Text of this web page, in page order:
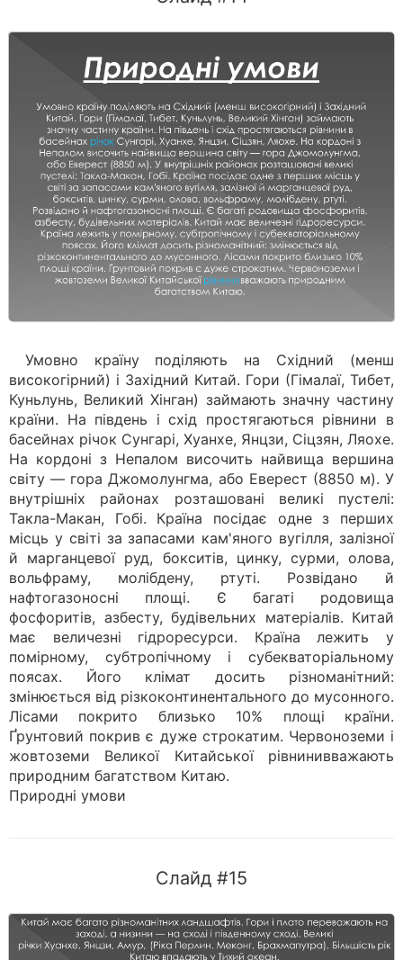
Умовно країну поділяють на Східний (менш
високогірний) і Західний Китай. Гори (Гімалаї, Тибет,
Куньлунь, Великий Хінган) займають значну частину
країни. На південь і схід простягаються рівнини в
басейнах річок Сунгарі, Хуанхе, Янцзи, Сіцзян, Ляохе.
На кордоні з Непалом височить найвища вершина
світу — гора Джомолунгма, або Еверест (8850 м). У
внутрішніх районах розташовані великі пустелі:
Такла-Макан, Гобі. Країна посідає одне з перших
місць у світі за запасами кам'яного вугілля, залізної
й марганцевої руд, бокситів, цинку, сурми, олова,
вольфраму, молібдену, ртуті. Розвідано й
нафтогазоносні площі. Є багаті родовища
фосфоритів, азбесту, будівельних матеріалів. Китай
має величезні гідроресурси. Країна лежить у
помірному, субтропічному і субекваторіальному
поясах. Його клімат досить різноманітний:
змінюється від різкоконтинентального до мусонного.
Лісами покрито близько 10% площі країни.
Ґрунтовий покрив є дуже строкатим. Червоноземи і
жовтоземи Великої Китайської рівнинивважають
природним багатством Китаю.
Природні умови
Слайд #15